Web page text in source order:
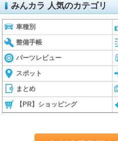
みんカラ 人気のカテゴリ
車種別
整備手帳
パーツレビュー
スポット
まとめ
【PR】ショッピング